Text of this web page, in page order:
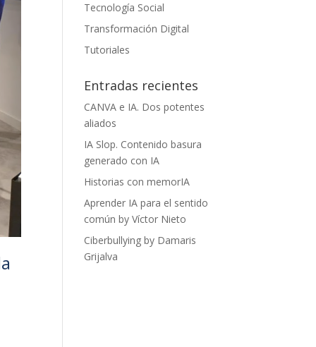
Tecnología Social
Transformación Digital
Tutoriales
Entradas recientes
CANVA e IA. Dos potentes
aliados
IA Slop. Contenido basura
generado con IA
Historias con memorIA
Aprender IA para el sentido
común by Víctor Nieto
Ciberbullying by Damaris
Grijalva